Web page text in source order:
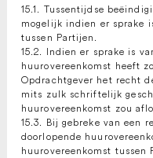
15.1. Tussentijdse
mogelijk indien er sprake
tussen Partijen.
15.2. Indien er sprake is
huurovereenkomst heeft
Opdrachtgever het recht
mits zulk schriftelijk
huurovereenkomst zou
15.3. Bij gebreke van een
doorlopende
huurovereenkomst tussen